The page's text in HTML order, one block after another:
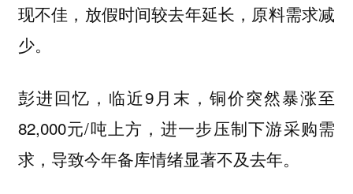
现不佳，放假时间较去年延长，原料需求减
少。
彭进回忆，临近9月末，铜价突然暴涨至
82,000元/吨上方，进一步压制下游采购需
求，导致今年备库情绪显著不及去年。